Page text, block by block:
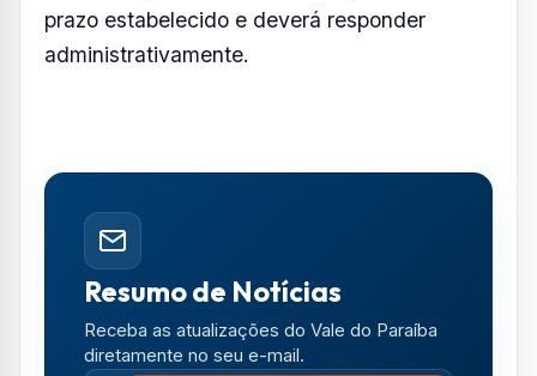
prazo estabelecido e deverá responder
administrativamente.
Resumo de Notícias
Receba as atualizações do Vale do Paraíba
diretamente no seu e-mail.